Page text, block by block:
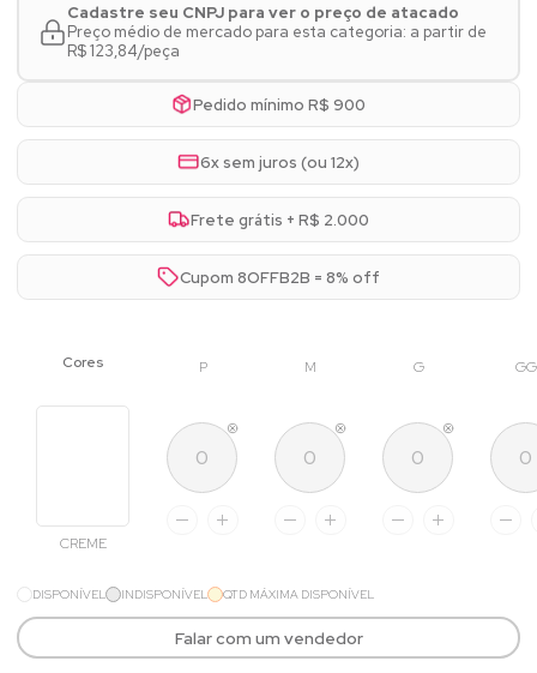
Cadastre seu CNPJ para ver o preço de atacado
Preço médio de mercado para esta categoria: a partir de
R$ 123,84/peça
Pedido mínimo R$ 900
6x sem juros (ou 12x)
Frete grátis + R$ 2.000
Cupom 8OFFB2B = 8% off
P M G GG
CREME
DISPONÍVEL INDISPONÍVEL QTD MÁXIMA DISPONÍVEL
Falar com um vendedor